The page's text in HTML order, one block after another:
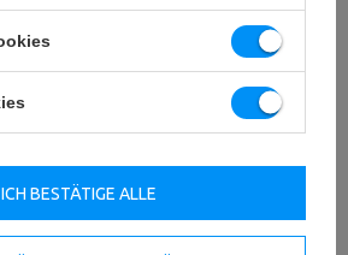
ICH BESTÄTIGE ALLE